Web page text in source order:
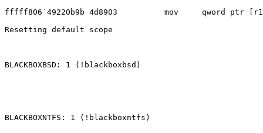
fffff806`49220b9b 4d8903          mov     qword ptr
Resetting default scope
BLACKBOXBSD: 1 (!blackboxbsd)
BLACKBOXNTFS: 1 (!blackboxntfs)